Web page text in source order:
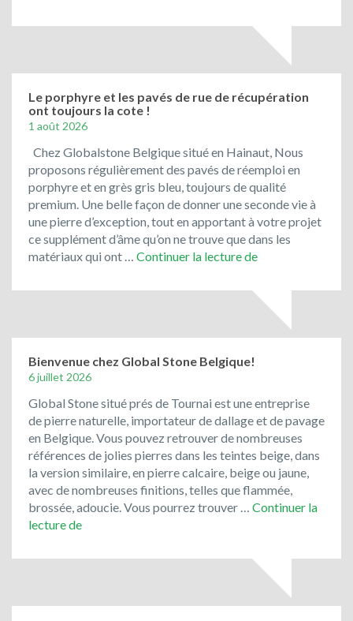
promotion
bleu
du
Le porphyre et les pavés de rue de récupération
ont toujours la cote !
1 août 2026
Chez Globalstone Belgique situé en Hainaut, Nous
proposons régulièrement des pavés de réemploi en
porphyre et en grès gris bleu, toujours de qualité
premium. Une belle façon de donner une seconde vie à
une pierre d’exception, tout en apportant à votre projet
ce supplément d’âme qu’on ne trouve que dans les
matériaux qui ont … Continuer la lecture deLe
les
pavés
de
ont
toujours
la
cote
!
Bienvenue chez Global Stone Belgique!
6 juillet 2026
Global Stone situé prés de Tournai est une entreprise
de pierre naturelle, importateur de dallage et de pavage
en Belgique. Vous pouvez retrouver de nombreuses
références de jolies pierres dans les teintes beige, dans
la version similaire, en pierre calcaire, beige ou jaune,
avec de nombreuses finitions, telles que flammée,
brossée, adoucie. Vous pourrez trouver … Continuer la
lecture deBienvenue
Global